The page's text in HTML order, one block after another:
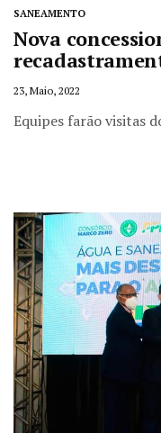
SANEAMENTO
Nova
23, Maio, 2022
Equipes farão visitas